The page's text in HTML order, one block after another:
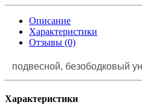
Описание
Характеристики
Отзывы (0)
подвесной, безободковый
Характеристики